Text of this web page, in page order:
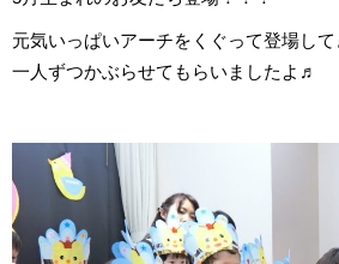
元気いっぱいアーチをくぐって登場し
一人ずつかぶらせてもらいましたよ♬